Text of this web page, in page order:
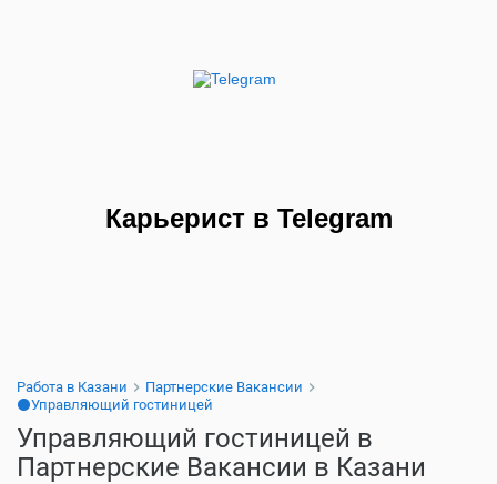
Карьерист в Telegram
Работа в Казани
Партнерские Вакансии
⚫Управляющий гостиницей
Управляющий гостиницей в
Партнерские Вакансии в Казани